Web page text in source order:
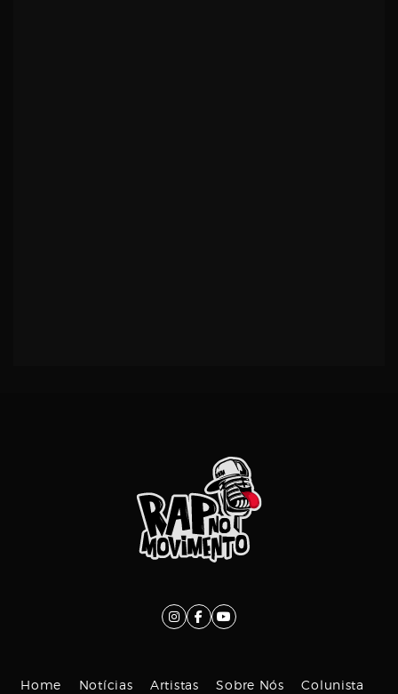
Home Notícias Artistas Sobre Nós Colunista